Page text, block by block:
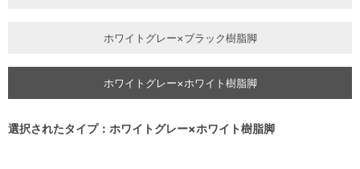
ホワイトグレー×ブラック樹脂脚
ホワイトグレー×ホワイト樹脂脚
選択されたタイプ：ホワイトグレー×ホワイト樹脂脚